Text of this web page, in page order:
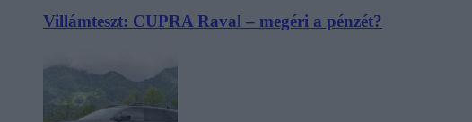
Villámteszt: CUPRA Raval – megéri a pénzét?